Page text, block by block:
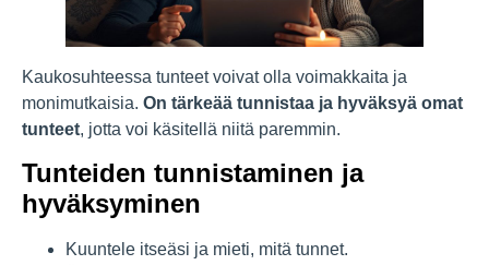
Kaukosuhteessa tunteet voivat olla voimakkaita ja
monimutkaisia. On tärkeää tunnistaa ja hyväksyä omat
tunteet, jotta voi käsitellä niitä paremmin.
Tunteiden tunnistaminen ja
hyväksyminen
Kuuntele itseäsi ja mieti, mitä tunnet.